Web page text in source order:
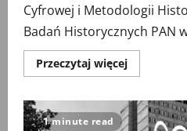
Cyfrowej i Metodologii
Badań Historycznych PAN
Przeczytaj więcejPrzeczytaj
więcej
|
Wojna
|
1 minute read